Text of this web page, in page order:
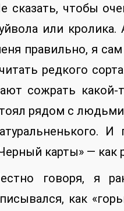
сказать, чтобы
или
правильно, я
редкого
сожрать какой-
рядом с людьми,
карты» — как
говоря, я
как